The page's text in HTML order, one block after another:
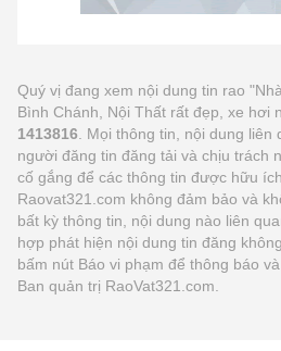
Quý vị đang xem nội dung tin rao
Bình Chánh, Nội Thất rất đẹp, xe hơi
1413816 . Mọi thông tin, nội dung
người đăng tin đăng tải và chịu trách
cố gắng để các thông tin được hữu
Raovat321.com không đảm bảo và
bất kỳ thông tin, nội dung nào liên
hợp phát hiện nội dung tin đăng
bấm nút Báo vi phạm để thông báo
Ban quản trị RaoVat321.com.